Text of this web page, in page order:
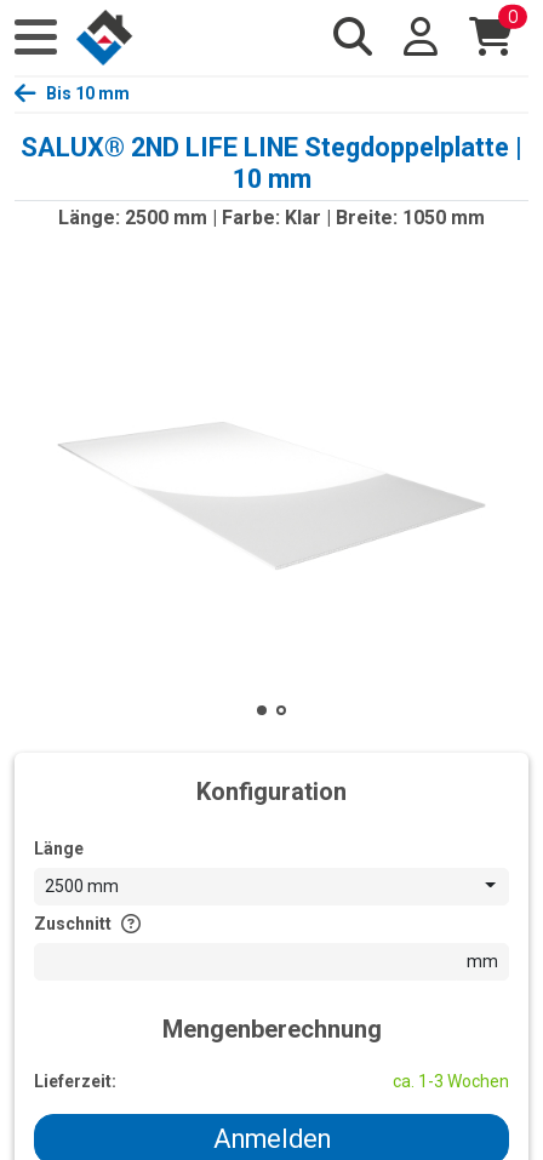
0
Bis 10 mm
SALUX® 2ND LIFE LINE Stegdoppelplatte |
10 mm
Länge: 2500 mm | Farbe: Klar | Breite: 1050 mm
Konfiguration
Länge
2500 mm
Zuschnitt
mm
Mengenberechnung
Lieferzeit: ca. 1-3 Wochen
Anmelden